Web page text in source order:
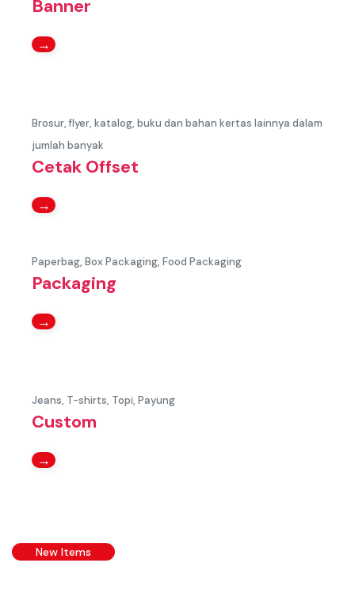
Banner
→
Brosur, flyer, katalog, buku dan bahan kertas lainnya dalam
jumlah banyak
Cetak Offset
→
Paperbag, Box Packaging, Food Packaging
Packaging
→
Jeans, T-shirts, Topi, Payung
Custom
→
New Items